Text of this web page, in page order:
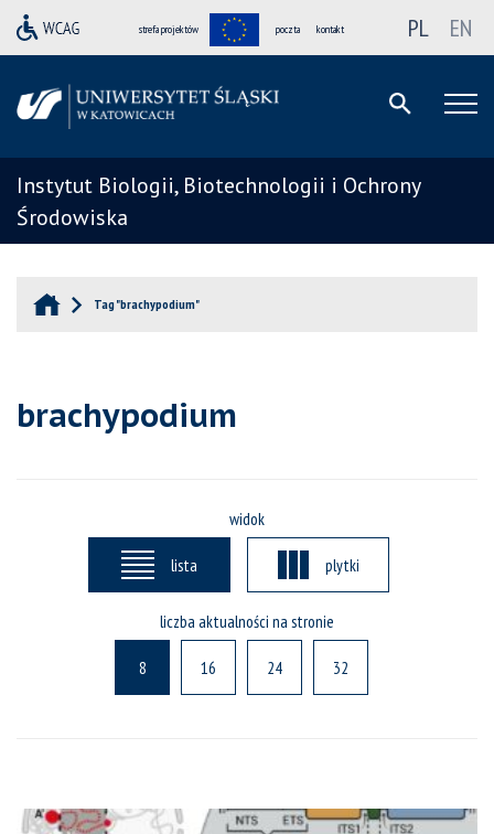
strefa projektów poczta kontakt PL EN
Instytut Biologii, Biotechnologii i Ochrony
Środowiska
Tag "brachypodium"
brachypodium
widok
lista plytki
liczba aktualności na stronie
8 16 24 32